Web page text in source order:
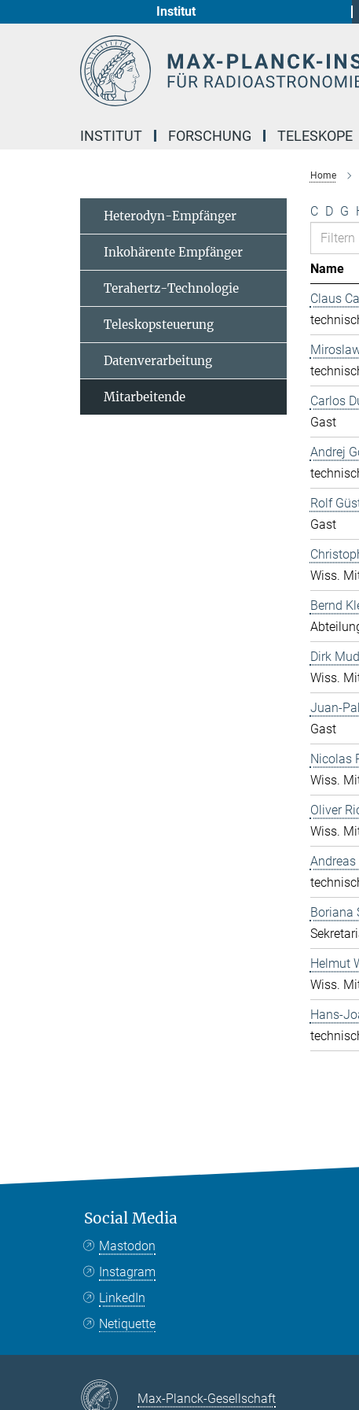
Institut
INSTITUT FORSCHUNG TELESKOPE
Home
C D G
Name
Claus
Carlos
Gast
Andrej
Rolf
Gast
Wiss.
Bernd
Dirk
Wiss.
Juan-
Gast
Nicolas
Wiss.
Oliver
Wiss.
Boriana
Helmut
Wiss.
Hans-
Heterodyn-Empfänger
Inkohärente Empfänger
Terahertz-Technologie
Teleskopsteuerung
Datenverarbeitung
Mitarbeitende
Social Media
Mastodon
Instagram
LinkedIn
Netiquette
Max-Planck-Gesellschaft